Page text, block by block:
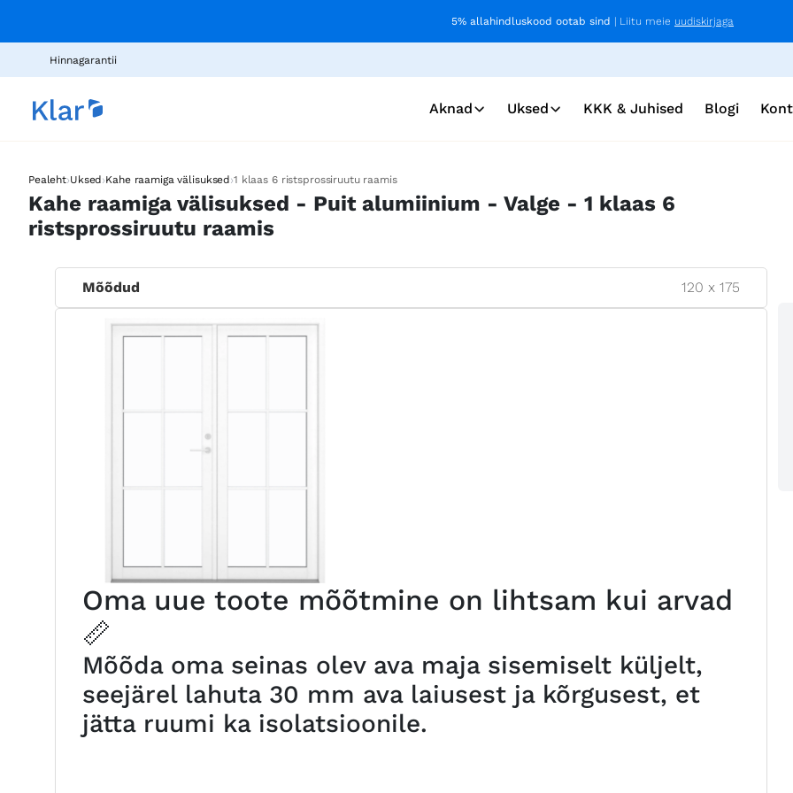
5% allahindluskood ootab sind | Liitu meie uudiskirjaga
Hinnagarantii
Aknad Uksed KKK & Juhised Blogi
Pealeht›Uksed ›Kahe raamiga välisuksed ›1 klaas 6 ristsprossiruutu raamis
Kahe raamiga välisuksed - Puit alumiinium - Valge - 1 klaas 6
ristsprossiruutu raamis
Mõõdud 120 x175
Oma uue toote mõõtmine on lihtsam kui arvad
📏
Mõõda oma seinas olev ava maja sisemiselt küljelt,
seejärel lahuta 30 mm ava laiusest ja kõrgusest, et
jätta ruumi ka isolatsioonile.